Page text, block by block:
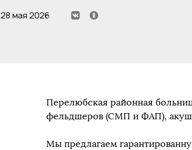
28 мая 2026
Перелюбская районная
фельдшеров (СМП и ФАП),
Мы предлагаем